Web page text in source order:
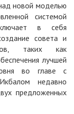
новой моделью
системой
в себя
совета и
таких как
лучшей
во главе с
недавно
предложенных